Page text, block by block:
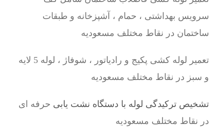
سرویس بهداشتی ، حمام ، آشپزخانه و طبقات
ساختمان در نقاط مختلف مسعودیه
تعمیر لوله کشی پکیج و رادیاتور ، شوفاژ ، لوله 5 لایه
و سبز در نقاط مختلف مسعودیه
تشخیص ترکیدگی لوله با دستگاه نشت یابی حرفه ای
در نقاط مختلف مسعودیه